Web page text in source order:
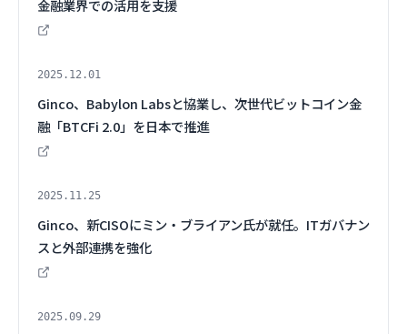
金融業界での活用を支援
2025.12.01
Ginco、Babylon Labsと協業し、次世代ビットコイン金
融「BTCFi 2.0」を日本で推進
2025.11.25
Ginco、新CISOにミン・ブライアン氏が就任。ITガバナン
スと外部連携を強化
2025.09.29